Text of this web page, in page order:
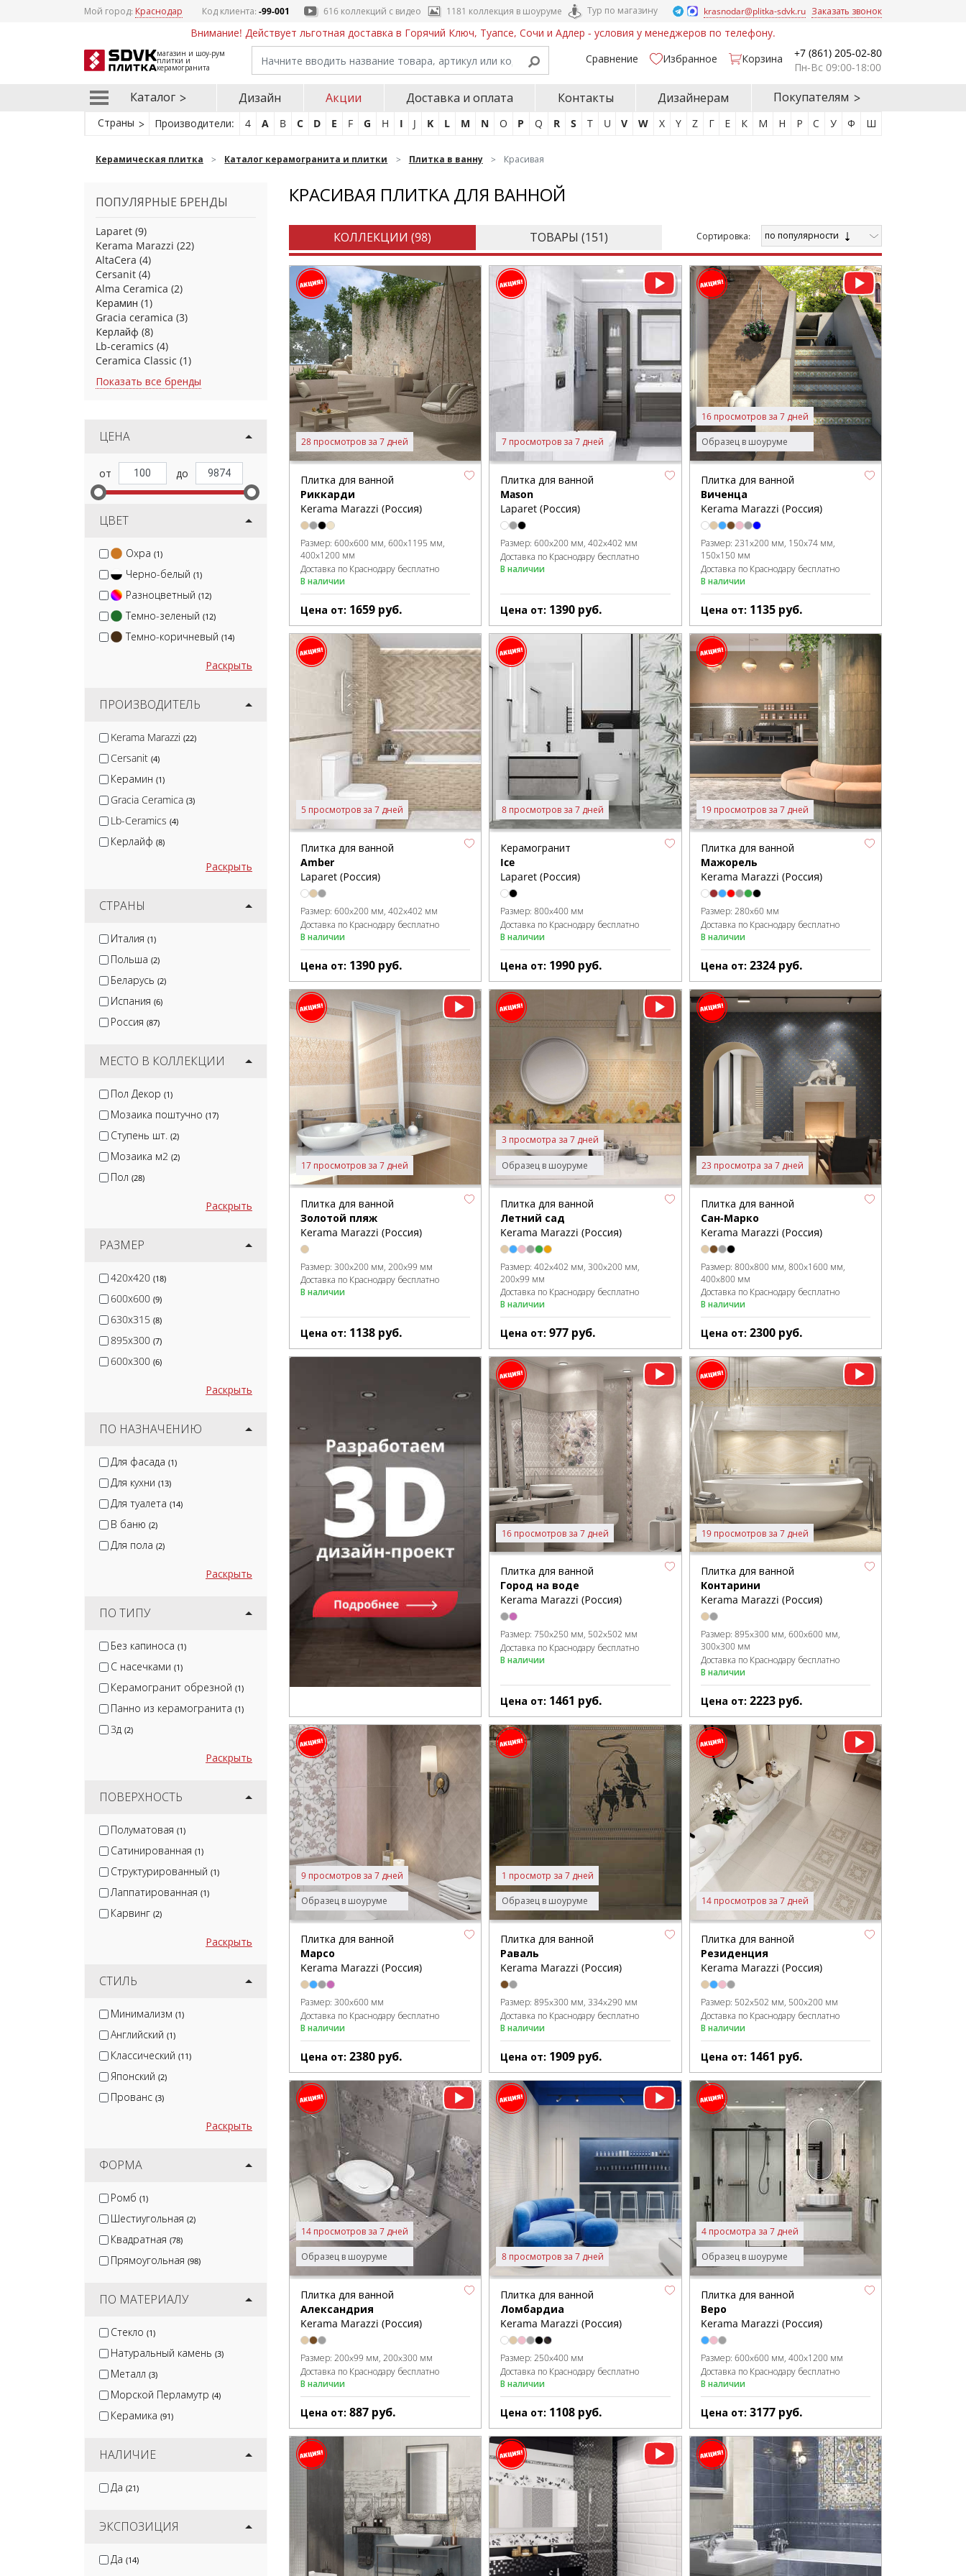
Мой город: Краснодар Код клиента:-99-001 616 коллекций с видео 1181 коллекция в шоуруме Тур по магазину krasnodar@plitka-sdvk.ru Заказать звонок
Внимание! Действует льготная доставка в Горячий Ключ, Туапсе, Сочи и Адлер - условия у менеджеров по телефону.
магазин и шоу-рум
плитки и
керамогранита
Сравнение Избранное Корзина
+7 (861) 205-02-80
Пн-Вс 09:00-18:00
Каталог Дизайн Акции Доставка и оплата Контакты Дизайнерам Покупателям
Страны Производители: 4 A B C D E F G H I J K L M N O P Q R S T U V W X Y Z Г Е К М Н Р С У Ф Ш
Керамическая плитка Каталог керамогранита и плитки Плитка в ванну Красивая
ПОПУЛЯРНЫЕ БРЕНДЫ
Laparet (9)
Kerama Marazzi (22)
AltaCera (4)
Cersanit (4)
Alma Ceramica (2)
Керамин (1)
Gracia ceramica (3)
Керлайф (8)
Lb-ceramics (4)
Ceramica Classic (1)
Показать все бренды
ЦЕНА
ЦВЕТ
Охра (1)
Черно-белый (1)
Разноцветный (12)
Темно-зеленый (12)
Темно-коричневый (14)
Раскрыть
ПРОИЗВОДИТЕЛЬ
Kerama Marazzi (22)
Cersanit (4)
Керамин (1)
Gracia Ceramica (3)
Lb-Ceramics (4)
Керлайф (8)
Mainzu
Azori
Ape
Раскрыть
СТРАНЫ
Италия (1)
Польша (2)
Беларусь (2)
Испания (6)
Россия (87)
МЕСТО В КОЛЛЕКЦИИ
Пол Декор (1)
Мозаика поштучно (17)
Ступень шт. (2)
Мозаика м2 (2)
Пол (28)
Раскрыть
РАЗМЕР
420x420 (18)
600x600 (9)
630x315 (8)
895x300 (7)
600x300 (6)
Раскрыть
ПО НАЗНАЧЕНИЮ
Для фасада (1)
Для кухни (13)
Для туалета (14)
В баню (2)
Для пола (2)
Раскрыть
ПО ТИПУ
Без капиноса (1)
С насечками (1)
Керамогранит обрезной (1)
Панно из керамогранита (1)
3д (2)
Раскрыть
ПОВЕРХНОСТЬ
Полуматовая (1)
Сатинированная (1)
Структурированный (1)
Лаппатированная (1)
Карвинг (2)
Раскрыть
СТИЛЬ
Минимализм (1)
Английский (1)
Классический (11)
Японский (2)
Прованс (3)
Раскрыть
ФОРМА
Ромб (1)
Шестиугольная (2)
Квадратная (78)
Прямоугольная (98)
ПО МАТЕРИАЛУ
Стекло (1)
Натуральный камень (3)
Металл (3)
Морской Перламутр (4)
Керамика (91)
НАЛИЧИЕ
Да (21)
ЭКСПОЗИЦИЯ
Да (14)
КРАСИВАЯ ПЛИТКА ДЛЯ ВАННОЙ
КОЛЛЕКЦИИ (98) ТОВАРЫ (151) Cортировка: по популярности
28 просмотров за 7 дней
Плитка для ванной
Риккарди
Kerama Marazzi (Россия)
Размер: 600x600 мм 600x1195 мм
400x1200 мм
Доставка по Краснодару бесплатно
В наличии
Цена от: 1659 руб.
7 просмотров за 7 дней
Плитка для ванной
Mason
Laparet (Россия)
Размер:600x200 мм 402x402 мм
Доставка по Краснодару бесплатно
В наличии
Цена от: 1390 руб.
Образец в шоуруме
16 просмотров за 7 дней
Плитка для ванной
Виченца
Kerama Marazzi (Россия)
Размер: 231x200 мм 150x74 мм
150x150 мм
Доставка по Краснодару бесплатно
В наличии
Цена от: 1135 руб.
5 просмотров за 7 дней
Плитка для ванной
Amber
Laparet (Россия)
Размер: 600x200 мм 402x402 мм
Доставка по Краснодару бесплатно
В наличии
Цена от: 1390 руб.
8 просмотров за 7 дней
Керамогранит
Ice
Laparet (Россия)
Размер:800x400 мм
Доставка по Краснодару бесплатно
В наличии
Цена от: 1990 руб.
19 просмотров за 7 дней
Плитка для ванной
Мажорель
Kerama Marazzi (Россия)
Размер: 280x60 мм
Доставка по Краснодару бесплатно
В наличии
Цена от: 2324 руб.
17 просмотров за 7 дней
Плитка для ванной
Золотой пляж
Kerama Marazzi (Россия)
Размер: 300x200 мм 200x99 мм
Доставка по Краснодару бесплатно
В наличии
Цена от: 1138 руб.
Образец в шоуруме
3 просмотра за 7 дней
Плитка для ванной
Летний сад
Kerama Marazzi (Россия)
Размер:402x402 мм 300x200 мм
200x99 мм
Доставка по Краснодару бесплатно
В наличии
Цена от:977 руб.
23 просмотра за 7 дней
Плитка для ванной
Сан-Марко
Kerama Marazzi (Россия)
Размер: 800x800 мм 800x1600 мм
400x800 мм
Доставка по Краснодару бесплатно
В наличии
Цена от: 2300 руб.
16 просмотров за 7 дней
Плитка для ванной
Город на воде
Kerama Marazzi (Россия)
Размер:750x250 мм 502x502 мм
Доставка по Краснодару бесплатно
В наличии
Цена от: 1461 руб.
19 просмотров за 7 дней
Плитка для ванной
Контарини
Kerama Marazzi (Россия)
Размер: 895x300 мм 600x600 мм
300x300 мм
Доставка по Краснодару бесплатно
В наличии
Цена от: 2223 руб.
Образец в шоуруме
9 просмотров за 7 дней
Плитка для ванной
Марсо
Kerama Marazzi (Россия)
Размер: 300x600 мм
Доставка по Краснодару бесплатно
В наличии
Цена от: 2380 руб.
Образец в шоуруме
1 просмотр за 7 дней
Плитка для ванной
Раваль
Kerama Marazzi (Россия)
Размер:895x300 мм 334x290 мм
Доставка по Краснодару бесплатно
В наличии
Цена от: 1909 руб.
14 просмотров за 7 дней
Плитка для ванной
Резиденция
Kerama Marazzi (Россия)
Размер: 502x502 мм 500x200 мм
Доставка по Краснодару бесплатно
В наличии
Цена от: 1461 руб.
Образец в шоуруме
14 просмотров за 7 дней
Плитка для ванной
Александрия
Kerama Marazzi (Россия)
Размер: 200x99 мм 200x300 мм
Доставка по Краснодару бесплатно
В наличии
Цена от: 887 руб.
8 просмотров за 7 дней
Плитка для ванной
Ломбардиа
Kerama Marazzi (Россия)
Размер:250x400 мм
Доставка по Краснодару бесплатно
В наличии
Цена от: 1108 руб.
Образец в шоуруме
4 просмотра за 7 дней
Плитка для ванной
Веро
Kerama Marazzi (Россия)
Размер: 600x600 мм 400x1200 мм
Доставка по Краснодару бесплатно
В наличии
Цена от: 3177 руб.